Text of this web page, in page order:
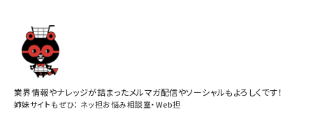
業界情報やナレッジが詰まったメルマガ配信やソーシャルもよろしくです！
姉妹サイトもぜひ： ネッ担お悩み相談室・Web担